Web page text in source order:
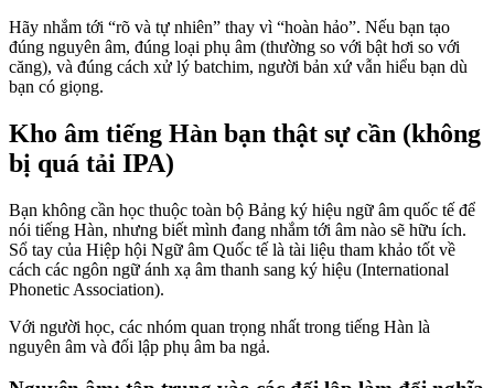
Hãy nhắm tới “rõ và tự nhiên” thay vì “hoàn hảo”. Nếu bạn tạo
đúng nguyên âm, đúng loại phụ âm (thường so với bật hơi so với
căng), và đúng cách xử lý batchim, người bản xứ vẫn hiểu bạn dù
bạn có giọng.
Kho âm tiếng Hàn bạn thật sự cần (không
bị quá tải IPA)
Bạn không cần học thuộc toàn bộ Bảng ký hiệu ngữ âm quốc tế để
nói tiếng Hàn, nhưng biết mình đang nhắm tới âm nào sẽ hữu ích.
Sổ tay của Hiệp hội Ngữ âm Quốc tế là tài liệu tham khảo tốt về
cách các ngôn ngữ ánh xạ âm thanh sang ký hiệu (International
Phonetic Association).
Với người học, các nhóm quan trọng nhất trong tiếng Hàn là
nguyên âm và đối lập phụ âm ba ngả.